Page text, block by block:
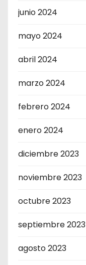
junio 2024
mayo 2024
abril 2024
marzo 2024
febrero 2024
enero 2024
diciembre 2023
noviembre 2023
octubre 2023
septiembre 2023
agosto 2023